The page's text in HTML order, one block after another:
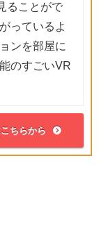
ることがで
っているよ
ンを部屋に
のすごいVR
ちらから